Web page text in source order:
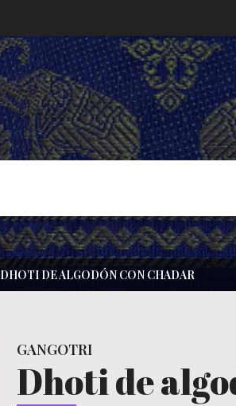
DHOTI DE ALGODÓN CON CHADAR
GANGOTRI
Dhoti de